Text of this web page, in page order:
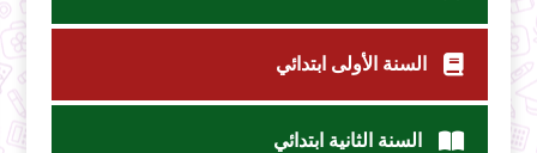
السنة الأولى ابتدائي
السنة الثانية ابتدائي